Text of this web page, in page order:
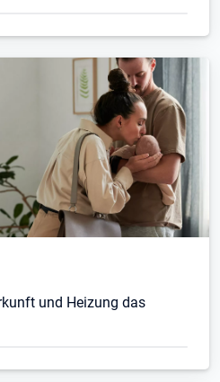
und Heizung das